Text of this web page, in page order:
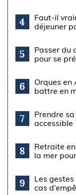
4
Faut-il
déjeuner
5
Passer du
pour se
6
Orques en
battre en
7
Prendre
accessible
8
Retraite
la mer
9
Les
cas